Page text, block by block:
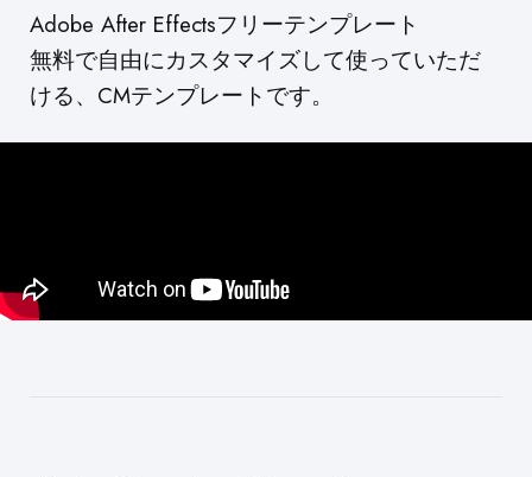
Adobe After Effectsフリーテンプレート
無料で自由にカスタマイズして使っていただ
ける、CMテンプレートです。